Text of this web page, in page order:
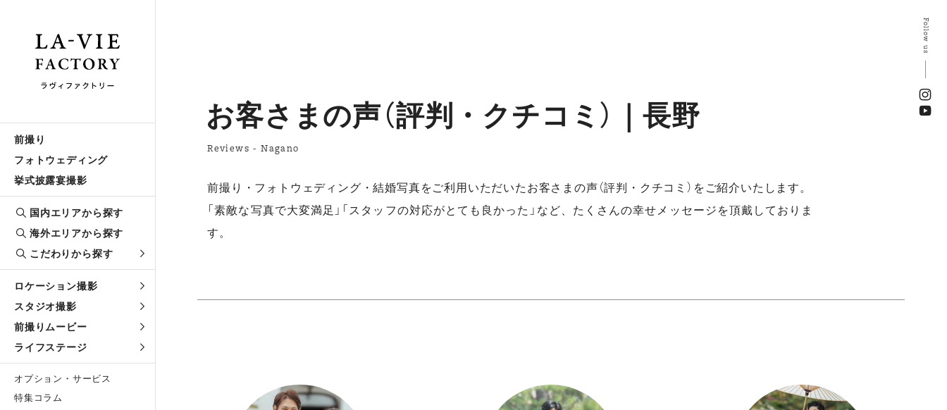
前撮り
フォトウェディング
挙式披露宴撮影
国内エリアから探す
海外エリアから探す
こだわりから探す
ロケーション撮影
スタジオ撮影
前撮りムービー
ライフステージ
オプション・サービス
特集コラム
お客さまの声（評判・クチコミ）｜長野
Reviews - Nagano
前撮り・フォトウェディング・結婚写真をご利用いただいたお客さまの声（評判・クチコミ）をご紹介いたします。
「素敵な写真で大変満足」「スタッフの対応がとても良かった」など、たくさんの幸せメッセージを頂戴しておりま
す。
Follow us